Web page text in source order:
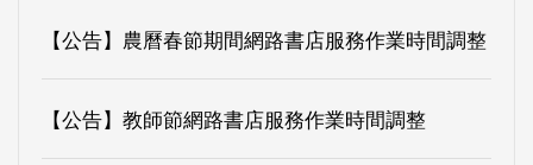
【公告】農曆春節期間網路書店服務作業時間調整
【公告】教師節網路書店服務作業時間調整